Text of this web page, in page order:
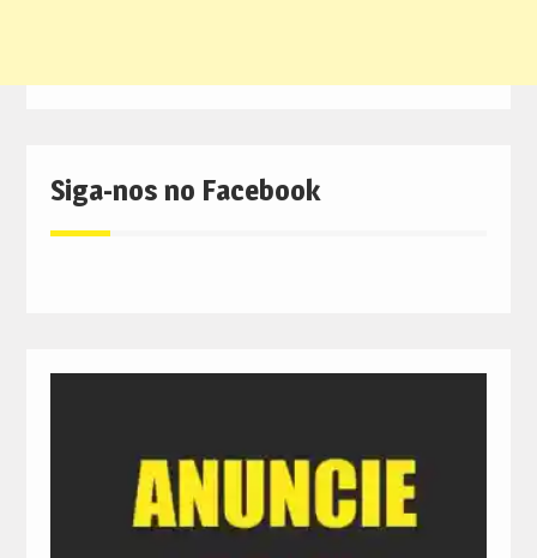
Siga-nos no Facebook